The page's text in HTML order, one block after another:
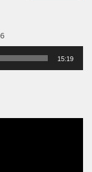
15:19